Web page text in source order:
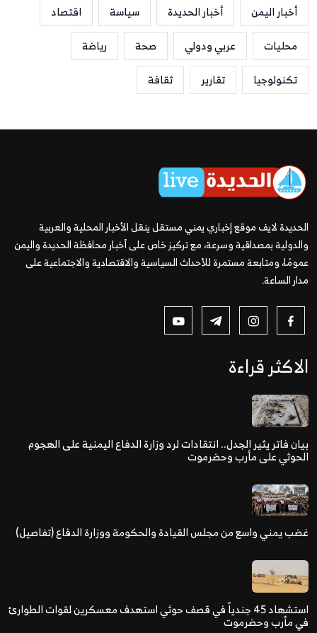
أخبار اليمن أخبار الحديدة سياسة
اقتصاد
محليات
عربي ودولي صحة
رياضة
تكنولوجيا
تقارير ثقافة
الحديدة لايف موقع إخباري يمني مستقل ينقل الأخبار المحلية والعربية
والدولية بمصداقية وسرعة، مع تركيز خاص على أخبار محافظة الحديدة واليمن
عمومًا، ومتابعة مستمرة للأحداث السياسية والاقتصادية والاجتماعية على
مدار الساعة.
الاكثر قراءة
بيان فاتر يثير الجدل.. انتقادات لرد وزارة الدفاع اليمنية على الهجوم
الحوثي على مأرب وحضرموت
غضب يمني واسع من مجلس القيادة والحكومة ووزارة الدفاع (تفاصيل)
استشهاد 45 جندياً في قصف حوثي استهدف معسكرين لقوات الطوارئ
في مأرب وحضرموت